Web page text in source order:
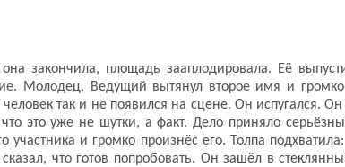
закончила, площадь зааплодировала. Её
Молодец. Ведущий вытянул второе имя и громко
так и не появился на сцене. Он испугался.
это уже не шутки, а факт. Дело приняло
и громко произнёс его. Толпа подхватила:
что готов попробовать. Он зашёл в